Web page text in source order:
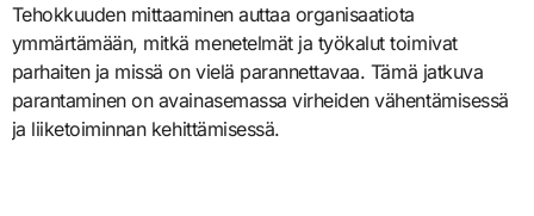
Tehokkuuden mittaaminen auttaa organisaatiota
ymmärtämään, mitkä menetelmät ja työkalut toimivat
parhaiten ja missä on vielä parannettavaa. Tämä jatkuva
parantaminen on avainasemassa virheiden vähentämisessä
ja liiketoiminnan kehittämisessä.